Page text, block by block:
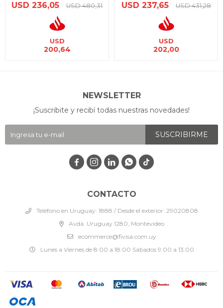
USD 236,05 USD 480,31
USD
200,64
USD 237,65 USD 431,28
USD
202,00
CONTACTO
Teléfono en Uruguay: 1888 / Desde el exterior: 29020808
Avda. Uruguay 1280, Montevideo
ecommerce@fivisa.com.uy
Lunes a Viernes de 8:00 a 18:00 Sábados 9:00 a 13:00
NEWSLETTER
¡Suscribite y recibí todas nuestras novedades!
SUSCRIBIRME
   